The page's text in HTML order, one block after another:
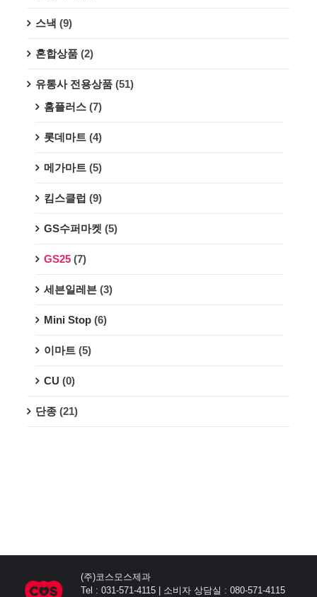
스낵 (9)
혼합상품 (2)
유통사 전용상품 (51)
홈플러스 (7)
롯데마트 (4)
메가마트 (5)
킴스클럽 (9)
GS수퍼마켓 (5)
GS25 (7)
세븐일레븐 (3)
Mini Stop (6)
이마트 (5)
CU (0)
단종 (21)
(주)코스모스제과
Tel : 031-571-4115 | 소비자 상담실 : 080-571-4115